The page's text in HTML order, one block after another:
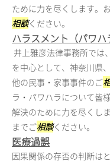
ために力を尽くします。
相談ください。
ハラスメント（パワハ
井上雅彦法律事務所では
を中心として、神奈川県
他の民事・家事事件のご
ラ・パワハラについて皆
解決のために力を尽くし
までご相談ください。
医療過誤
因果関係の存否の判断は